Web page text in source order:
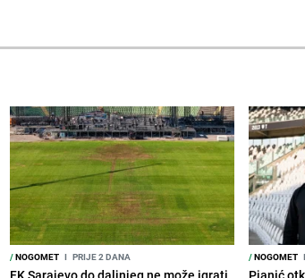
/NOGOMET I PRIJE 2 DANA /NOGOMET I